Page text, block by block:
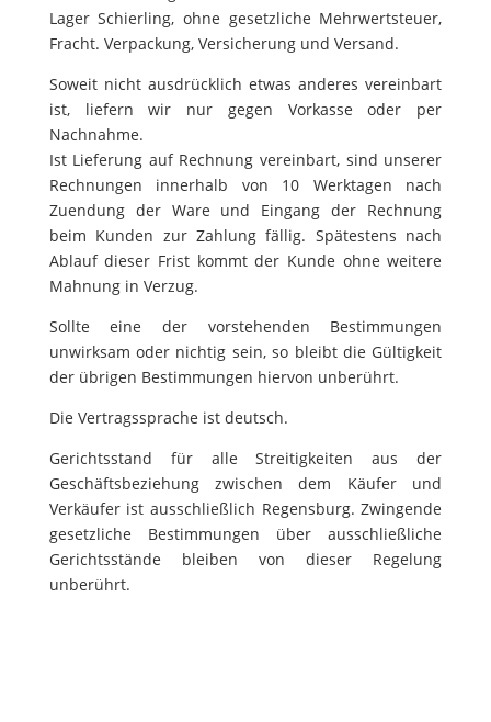
Lager Schierling, ohne gesetzliche Mehrwertsteuer,
Fracht. Verpackung, Versicherung und Versand.
Soweit nicht ausdrücklich etwas anderes vereinbart
ist, liefern wir nur gegen Vorkasse oder per
Nachnahme.
Ist Lieferung auf Rechnung vereinbart, sind unserer
Rechnungen innerhalb von 10 Werktagen nach
Zuendung der Ware und Eingang der Rechnung
beim Kunden zur Zahlung fällig. Spätestens nach
Ablauf dieser Frist kommt der Kunde ohne weitere
Mahnung in Verzug.
Sollte eine der vorstehenden Bestimmungen
unwirksam oder nichtig sein, so bleibt die Gültigkeit
der übrigen Bestimmungen hiervon unberührt.
Die Vertragssprache ist deutsch.
Gerichtsstand für alle Streitigkeiten aus der
Geschäftsbeziehung zwischen dem Käufer und
Verkäufer ist ausschließlich Regensburg. Zwingende
gesetzliche Bestimmungen über ausschließliche
Gerichtsstände bleiben von dieser Regelung
unberührt.